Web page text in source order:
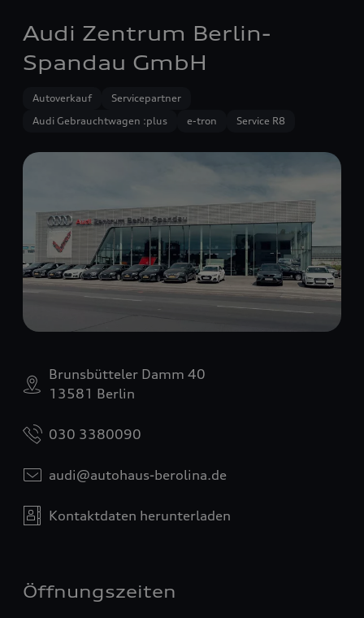
Audi Zentrum Berlin-
Spandau GmbH
Autoverkauf
Servicepartner
Audi Gebrauchtwagen :plus
e-tron Service R8
Brunsbütteler Damm 40
13581 Berlin
030 3380090
audi@autohaus-berolina.de
Kontaktdaten herunterladen
Öffnungszeiten